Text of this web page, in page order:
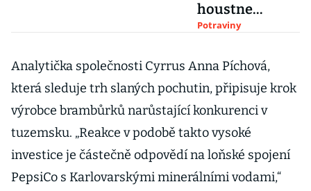
houstne
konkurence.
říká šéf české
jedničky Šercl
Potraviny
Analytička společnosti Cyrrus Anna Píchová,
která sleduje trh slaných pochutin, připisuje krok
výrobce brambůrků narůstající konkurenci v
tuzemsku. „Reakce v podobě takto vysoké
investice je částečně odpovědí na loňské spojení
PepsiCo s Karlovarskými minerálními vodami,“